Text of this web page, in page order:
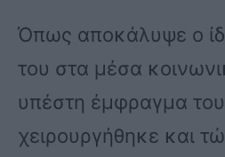
Όπως αποκάλυψε ο
του στα μέσα
υπέστη έμφραγμα
χειρουργήθηκε και